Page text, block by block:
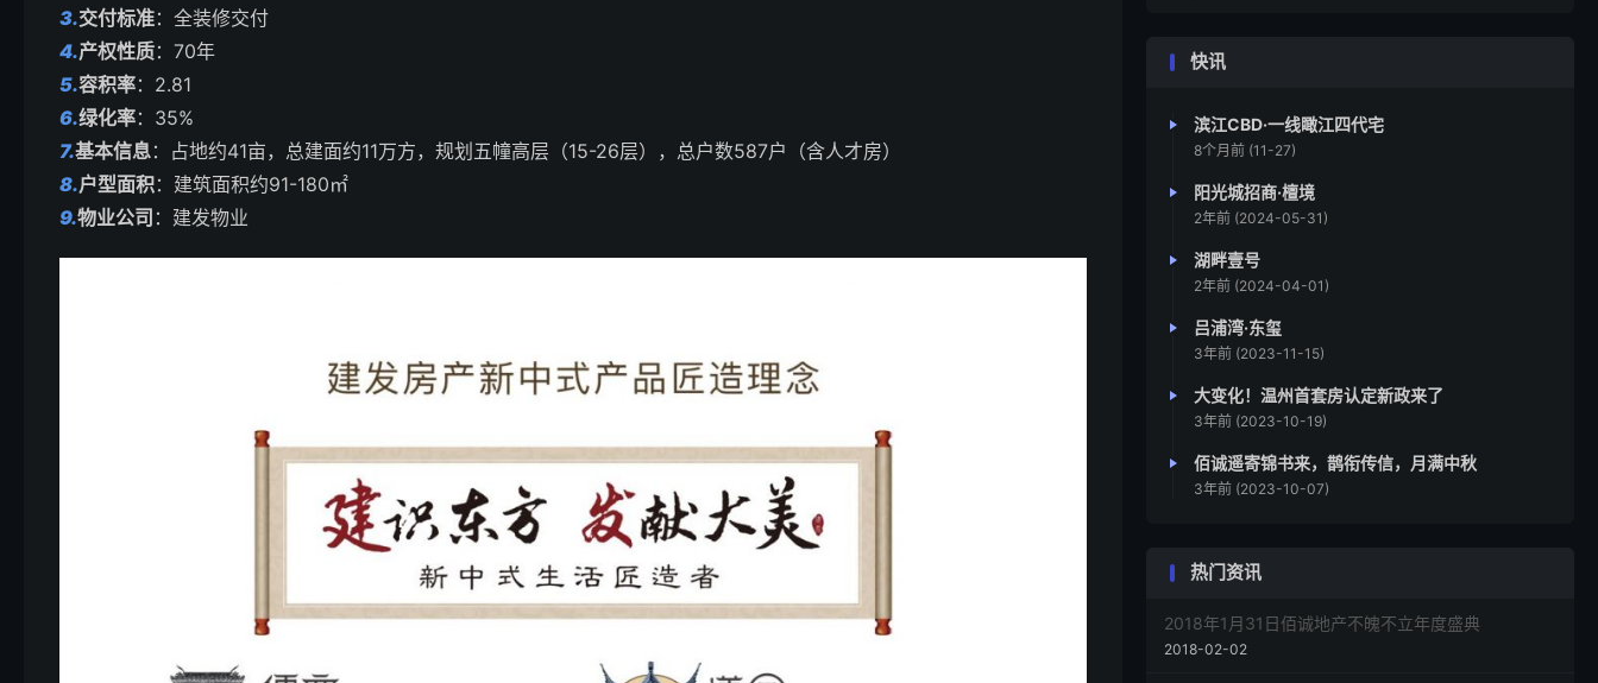
3.交付标准：全装修交付
4.产权性质：70年
5.容积率：2.81
6.绿化率：35%
7.基本信息：占地约41亩，总建面约11万方，规划五幢高层（15-26层），总户数587户（含人才房）
8.户型面积：建筑面积约91-180㎡
9.物业公司 ：建发物业
快讯
滨江CBD·一线瞰江四代宅
8个月前 (11-27)
阳光城招商·檀境
2年前 (2024-05-31)
湖畔壹号
2年前 (2024-04-01)
吕浦湾·东玺
3年前 (2023-11-15)
大变化！温州首套房认定新政来了
3年前 (2023-10-19)
佰诚遥寄锦书来，鹊衔传信，月满中秋
3年前 (2023-10-07)
热门资讯
2018年1月31日佰诚地产不魄不立年度盛典
2018-02-02